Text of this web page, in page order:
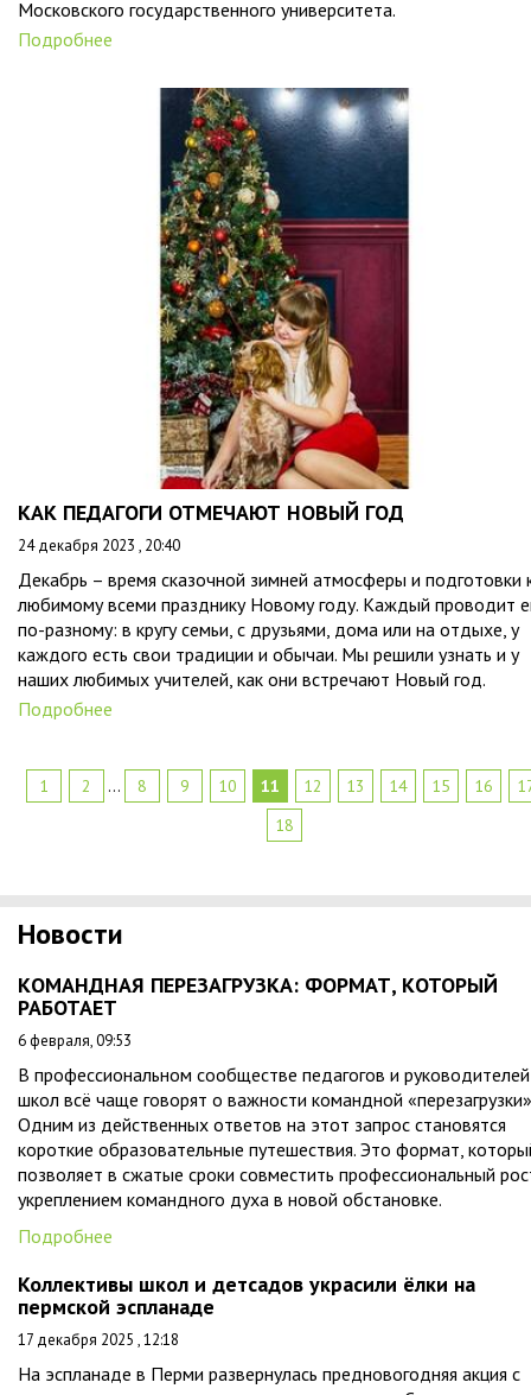
Московского государственного университета.
Подробнее
КАК ПЕДАГОГИ ОТМЕЧАЮТ НОВЫЙ ГОД
24 декабря 2023 , 20:40
Декабрь – время сказочной зимней атмосферы и подготовки
любимому всеми празднику Новому году. Каждый проводит
по-разному: в кругу семьи, с друзьями, дома или на отдыхе, у
каждого есть свои традиции и обычаи. Мы решили узнать и у
наших любимых учителей, как они встречают Новый год.
Подробнее
1 2 ... 8 9 10 11 12 13 14 15 16
18
Новости
КОМАНДНАЯ ПЕРЕЗАГРУЗКА: ФОРМАТ, КОТОРЫЙ
РАБОТАЕТ
6 февраля, 09:53
В профессиональном сообществе педагогов и руководителей
школ всё чаще говорят о важности командной
Одним из действенных ответов на этот запрос становятся
короткие образовательные путешествия. Это формат,
позволяет в сжатые сроки совместить профессиональный
укреплением командного духа в новой обстановке.
Подробнее
Коллективы школ и детсадов украсили ёлки на
пермской эспланаде
17 декабря 2025 , 12:18
На эспланаде в Перми развернулась предновогодняя акция с